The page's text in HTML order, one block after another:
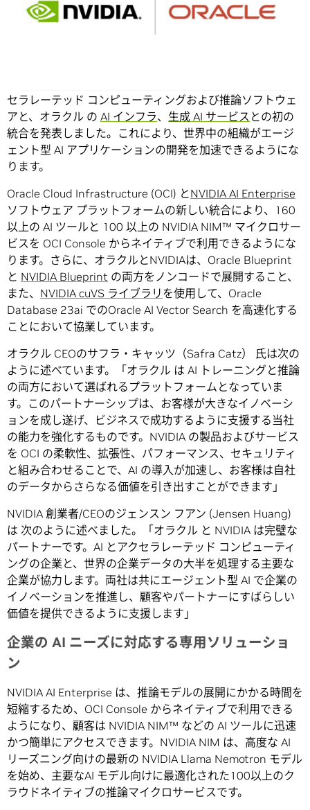
セラレーテッド コンピューティングおよび推論ソフトウェ
アと、オラクル の AI インフラ、 生成 AI サービス との初の
統合を発表しました。これにより、世界中の組織がエージ
ェント型 AI アプリケーションの開発を加速できるようにな
ります。
Oracle Cloud Infrastructure (OCI) とNVIDIA AI Enterprise
ソフトウェア プラットフォームの新しい統合により、160
以上の AI ツールと 100 以上の NVIDIA NIM™ マイクロサー
ビスを OCI Console からネイティブで利用できるようにな
ります。さらに、オラクルとNVIDIAは、Oracle Blueprint
と NVIDIA Blueprint の両方をノンコードで展開すること、
また、 NVIDIA cuVS ライブラリ を使用して、Oracle
Database 23ai でのOracle AI Vector Search を高速化する
ことにおいて協業しています。
オラクル CEOのサフラ・キャッツ（Safra Catz） 氏は次の
ように述べています。「オラクル は AI トレーニングと推論
の両方において選ばれるプラットフォームとなっていま
す。このパートナーシップは、お客様が大きなイノベーシ
ョンを成し遂げ、ビジネスで成功するように支援する当社
の能力を強化するものです。NVIDIA の製品およびサービス
を OCI の柔軟性、拡張性、パフォーマンス、セキュリティ
と組み合わせることで、AI の導入が加速し、お客様は自社
のデータからさらなる価値を引き出すことができます」
NVIDIA 創業者/CEOのジェンスン フアン (Jensen Huang)
は 次のように述べました。「オラクル と NVIDIA は完璧な
パートナーです。AI とアクセラレーテッド コンピューティ
ングの企業と、世界の企業データの大半を処理する主要な
企業が協力します。両社は共にエージェント型 AI で企業の
イノベーションを推進し、顧客やパートナーにすばらしい
価値を提供できるように支援します」
企業の AI ニーズに対応する専用ソリューショ
ン
NVIDIA AI Enterprise は、推論モデルの展開にかかる時間を
短縮するため、OCI Console からネイティブで利用できる
ようになり、顧客は NVIDIA NIM™ などの AI ツールに迅速
かつ簡単にアクセスできます。NVIDIA NIM は、高度な AI
リーズニング向けの最新の NVIDIA Llama Nemotron モデル
を始め、主要なAI モデル向けに最適化された100以上のク
ラウドネイティブの推論マイクロサービスです。